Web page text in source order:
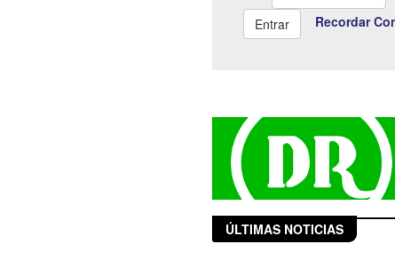
Recordar
ÚLTIMAS NOTICIAS